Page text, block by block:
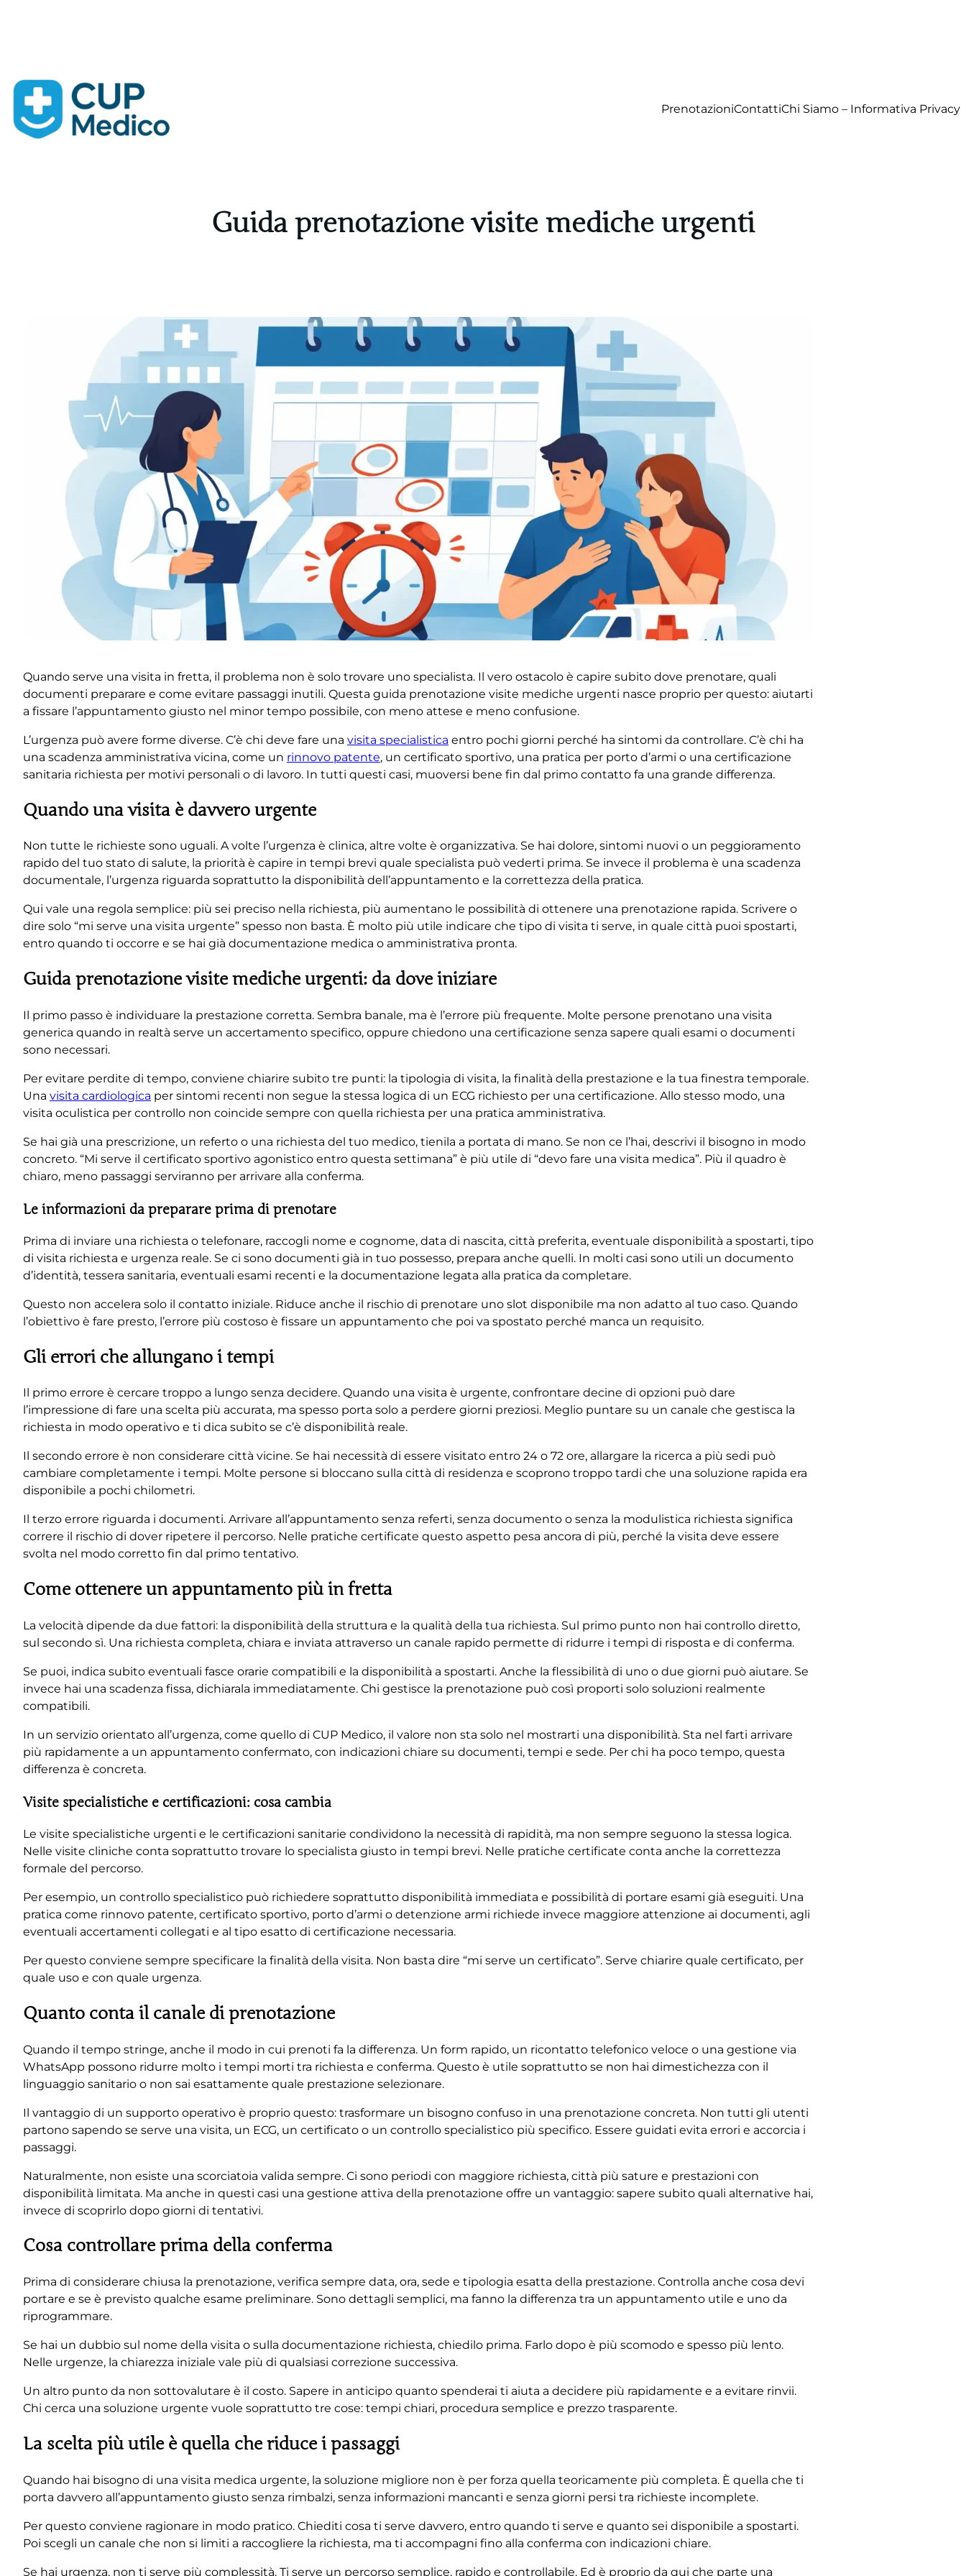
al
contenuto
PrenotazioniContattiChi Siamo – Informativa Privacy
Guida prenotazione visite mediche urgenti
Quando serve una visita in fretta, il problema non è solo trovare uno specialista. Il vero ostacolo è capire subito dove prenotare, quali
documenti preparare e come evitare passaggi inutili. Questa guida prenotazione visite mediche urgenti nasce proprio per questo: aiutarti
a fissare l’appuntamento giusto nel minor tempo possibile, con meno attese e meno confusione.
L’urgenza può avere forme diverse. C’è chi deve fare una visita specialistica entro pochi giorni perché ha sintomi da controllare. C’è chi ha
una scadenza amministrativa vicina, come un rinnovo patente, un certificato sportivo, una pratica per porto d’armi o una certificazione
sanitaria richiesta per motivi personali o di lavoro. In tutti questi casi, muoversi bene fin dal primo contatto fa una grande differenza.
Quando una visita è davvero urgente
Non tutte le richieste sono uguali. A volte l’urgenza è clinica, altre volte è organizzativa. Se hai dolore, sintomi nuovi o un peggioramento
rapido del tuo stato di salute, la priorità è capire in tempi brevi quale specialista può vederti prima. Se invece il problema è una scadenza
documentale, l’urgenza riguarda soprattutto la disponibilità dell’appuntamento e la correttezza della pratica.
Qui vale una regola semplice: più sei preciso nella richiesta, più aumentano le possibilità di ottenere una prenotazione rapida. Scrivere o
dire solo “mi serve una visita urgente” spesso non basta. È molto più utile indicare che tipo di visita ti serve, in quale città puoi spostarti,
entro quando ti occorre e se hai già documentazione medica o amministrativa pronta.
Guida prenotazione visite mediche urgenti: da dove iniziare
Il primo passo è individuare la prestazione corretta. Sembra banale, ma è l’errore più frequente. Molte persone prenotano una visita
generica quando in realtà serve un accertamento specifico, oppure chiedono una certificazione senza sapere quali esami o documenti
sono necessari.
Per evitare perdite di tempo, conviene chiarire subito tre punti: la tipologia di visita, la finalità della prestazione e la tua finestra temporale.
Una visita cardiologica per sintomi recenti non segue la stessa logica di un ECG richiesto per una certificazione. Allo stesso modo, una
visita oculistica per controllo non coincide sempre con quella richiesta per una pratica amministrativa.
Se hai già una prescrizione, un referto o una richiesta del tuo medico, tienila a portata di mano. Se non ce l’hai, descrivi il bisogno in modo
concreto. “Mi serve il certificato sportivo agonistico entro questa settimana” è più utile di “devo fare una visita medica”. Più il quadro è
chiaro, meno passaggi serviranno per arrivare alla conferma.
Le informazioni da preparare prima di prenotare
Prima di inviare una richiesta o telefonare, raccogli nome e cognome, data di nascita, città preferita, eventuale disponibilità a spostarti, tipo
di visita richiesta e urgenza reale. Se ci sono documenti già in tuo possesso, prepara anche quelli. In molti casi sono utili un documento
d’identità, tessera sanitaria, eventuali esami recenti e la documentazione legata alla pratica da completare.
Questo non accelera solo il contatto iniziale. Riduce anche il rischio di prenotare uno slot disponibile ma non adatto al tuo caso. Quando
l’obiettivo è fare presto, l’errore più costoso è fissare un appuntamento che poi va spostato perché manca un requisito.
Gli errori che allungano i tempi
Il primo errore è cercare troppo a lungo senza decidere. Quando una visita è urgente, confrontare decine di opzioni può dare
l’impressione di fare una scelta più accurata, ma spesso porta solo a perdere giorni preziosi. Meglio puntare su un canale che gestisca la
richiesta in modo operativo e ti dica subito se c’è disponibilità reale.
Il secondo errore è non considerare città vicine. Se hai necessità di essere visitato entro 24 o 72 ore, allargare la ricerca a più sedi può
cambiare completamente i tempi. Molte persone si bloccano sulla città di residenza e scoprono troppo tardi che una soluzione rapida era
disponibile a pochi chilometri.
Il terzo errore riguarda i documenti. Arrivare all’appuntamento senza referti, senza documento o senza la modulistica richiesta significa
correre il rischio di dover ripetere il percorso. Nelle pratiche certificate questo aspetto pesa ancora di più, perché la visita deve essere
svolta nel modo corretto fin dal primo tentativo.
Come ottenere un appuntamento più in fretta
La velocità dipende da due fattori: la disponibilità della struttura e la qualità della tua richiesta. Sul primo punto non hai controllo diretto,
sul secondo sì. Una richiesta completa, chiara e inviata attraverso un canale rapido permette di ridurre i tempi di risposta e di conferma.
Se puoi, indica subito eventuali fasce orarie compatibili e la disponibilità a spostarti. Anche la flessibilità di uno o due giorni può aiutare. Se
invece hai una scadenza fissa, dichiarala immediatamente. Chi gestisce la prenotazione può così proporti solo soluzioni realmente
compatibili.
In un servizio orientato all’urgenza, come quello di CUP Medico, il valore non sta solo nel mostrarti una disponibilità. Sta nel farti arrivare
più rapidamente a un appuntamento confermato, con indicazioni chiare su documenti, tempi e sede. Per chi ha poco tempo, questa
differenza è concreta.
Visite specialistiche e certificazioni: cosa cambia
Le visite specialistiche urgenti e le certificazioni sanitarie condividono la necessità di rapidità, ma non sempre seguono la stessa logica.
Nelle visite cliniche conta soprattutto trovare lo specialista giusto in tempi brevi. Nelle pratiche certificate conta anche la correttezza
formale del percorso.
Per esempio, un controllo specialistico può richiedere soprattutto disponibilità immediata e possibilità di portare esami già eseguiti. Una
pratica come rinnovo patente, certificato sportivo, porto d’armi o detenzione armi richiede invece maggiore attenzione ai documenti, agli
eventuali accertamenti collegati e al tipo esatto di certificazione necessaria.
Per questo conviene sempre specificare la finalità della visita. Non basta dire “mi serve un certificato”. Serve chiarire quale certificato, per
quale uso e con quale urgenza.
Quanto conta il canale di prenotazione
Quando il tempo stringe, anche il modo in cui prenoti fa la differenza. Un form rapido, un ricontatto telefonico veloce o una gestione via
WhatsApp possono ridurre molto i tempi morti tra richiesta e conferma. Questo è utile soprattutto se non hai dimestichezza con il
linguaggio sanitario o non sai esattamente quale prestazione selezionare.
Il vantaggio di un supporto operativo è proprio questo: trasformare un bisogno confuso in una prenotazione concreta. Non tutti gli utenti
partono sapendo se serve una visita, un ECG, un certificato o un controllo specialistico più specifico. Essere guidati evita errori e accorcia i
passaggi.
Naturalmente, non esiste una scorciatoia valida sempre. Ci sono periodi con maggiore richiesta, città più sature e prestazioni con
disponibilità limitata. Ma anche in questi casi una gestione attiva della prenotazione offre un vantaggio: sapere subito quali alternative hai,
invece di scoprirlo dopo giorni di tentativi.
Cosa controllare prima della conferma
Prima di considerare chiusa la prenotazione, verifica sempre data, ora, sede e tipologia esatta della prestazione. Controlla anche cosa devi
portare e se è previsto qualche esame preliminare. Sono dettagli semplici, ma fanno la differenza tra un appuntamento utile e uno da
riprogrammare.
Se hai un dubbio sul nome della visita o sulla documentazione richiesta, chiedilo prima. Farlo dopo è più scomodo e spesso più lento.
Nelle urgenze, la chiarezza iniziale vale più di qualsiasi correzione successiva.
Un altro punto da non sottovalutare è il costo. Sapere in anticipo quanto spenderai ti aiuta a decidere più rapidamente e a evitare rinvii.
Chi cerca una soluzione urgente vuole soprattutto tre cose: tempi chiari, procedura semplice e prezzo trasparente.
La scelta più utile è quella che riduce i passaggi
Quando hai bisogno di una visita medica urgente, la soluzione migliore non è per forza quella teoricamente più completa. È quella che ti
porta davvero all’appuntamento giusto senza rimbalzi, senza informazioni mancanti e senza giorni persi tra richieste incomplete.
Per questo conviene ragionare in modo pratico. Chiediti cosa ti serve davvero, entro quando ti serve e quanto sei disponibile a spostarti.
Poi scegli un canale che non si limiti a raccogliere la richiesta, ma ti accompagni fino alla conferma con indicazioni chiare.
Se hai urgenza, non ti serve più complessità. Ti serve un percorso semplice, rapido e controllabile. Ed è proprio da qui che parte una